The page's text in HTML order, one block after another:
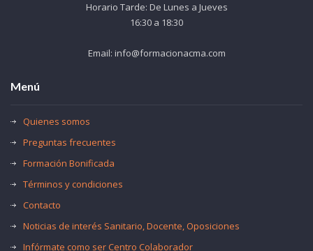
Horario Tarde: De Lunes a Jueves
16:30 a 18:30
Email: info@formacionacma.com
Menú
Quienes somos
Preguntas frecuentes
Formación Bonificada
Términos y condiciones
Contacto
Noticias de interés Sanitario, Docente, Oposiciones
Infórmate como ser Centro Colaborador